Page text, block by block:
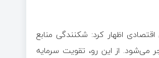
اظهار کرد: شکنندگی منابع
از این رو، تقویت سرمایه